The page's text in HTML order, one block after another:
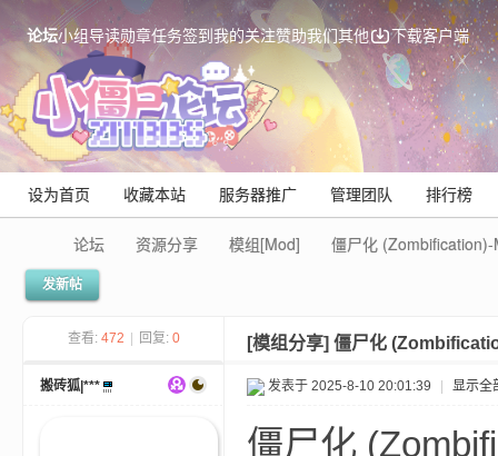
论坛小组导读勋章任务签到我的关注赞助我们其他 下载客户端
设为首页 收藏本站 服务器推广 管理团队 排行榜
论坛 资源分享 模组[Mod] 僵尸化 (Zombification)-
发新帖
查看: 472 回复: 0 [模组分享] 僵尸化
搬砖狐|*** 发表于 2025-8-10 20:01:39 显示全
僵尸化